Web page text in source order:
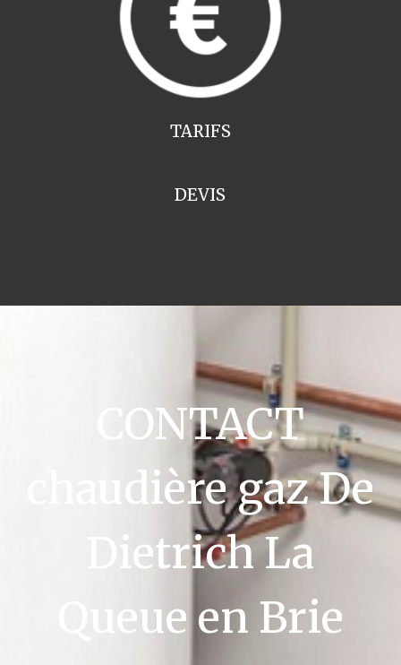
TARIFS
DEVIS
CONTACT
chaudière gaz De
Dietrich La
Queue en Brie